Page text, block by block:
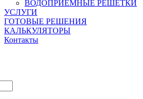
ВОДОПРИЕМНЫЕ РЕШЕТКИ
УСЛУГИ
ГОТОВЫЕ РЕШЕНИЯ
КАЛЬКУЛЯТОРЫ
Контакты